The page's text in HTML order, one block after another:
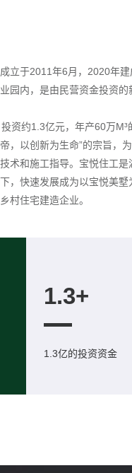
立于2011年6月，2020年
园内，是由民营资金投资的
资约1.3亿元，年产60万
，以创新为生命”的宗旨，
术和施工指导。宝悦住工
，快速发展成为以宝悦美
村住宅建造企业。
1.3+
1.3亿的投资资金